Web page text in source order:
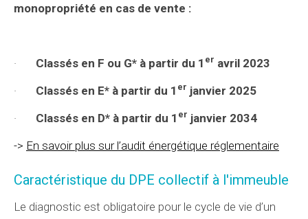
monopropriété en cas de vente :
· Classés en F ou G* à partir du 1 er avril 2023
· Classés en E* à partir du 1 er janvier 2025
· Classés en D* à partir du 1 er janvier 2034
-> En savoir plus sur l’audit énergétique réglementaire
Caractéristique du DPE collectif à l'immeuble
Le diagnostic est obligatoire pour le cycle de vie d’un